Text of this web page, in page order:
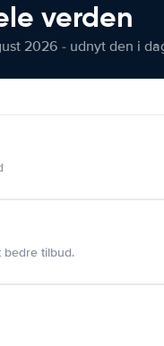
verden
2026 - udnyt den i
bedre tilbud.